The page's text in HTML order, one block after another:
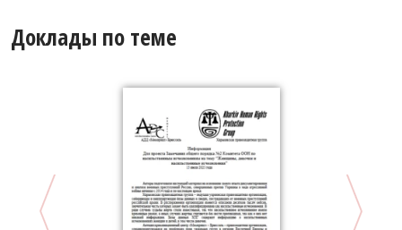
Доклады по теме